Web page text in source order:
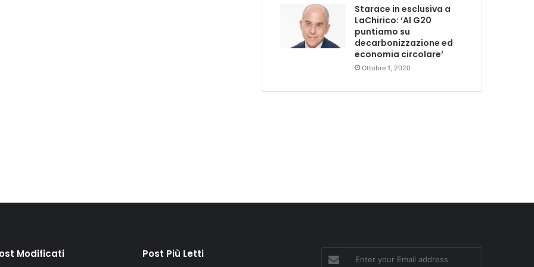
Starace in esclusiva a
LaChirico: ‘Al G20
puntiamo su
decarbonizzazione ed
economia circolare’
Ottobre 1, 2020
Modificati Post Più Letti
Enter